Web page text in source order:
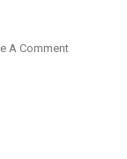
A CommentOn